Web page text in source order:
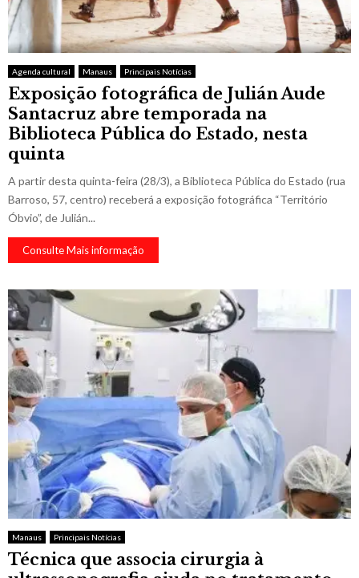
Agenda cultural Manaus Principais Notícias
Exposição fotográfica de Julián Aude
Santacruz abre temporada na
Biblioteca Pública do Estado, nesta
quinta
A partir desta quinta-feira (28/3), a Biblioteca Pública do Estado (rua
Barroso, 57, centro) receberá a exposição fotográfica “Território
Óbvio”, de Julián...
Consulte Mais informação
Manaus Principais Notícias
Técnica que associa cirurgia à